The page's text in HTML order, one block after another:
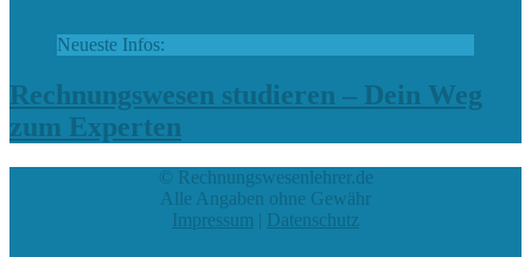
Neueste Infos:
Rechnungswesen studieren – Dein Weg
zum Experten
© Rechnungswesenlehrer.de
Alle Angaben ohne Gewähr
Impressum | Datenschutz